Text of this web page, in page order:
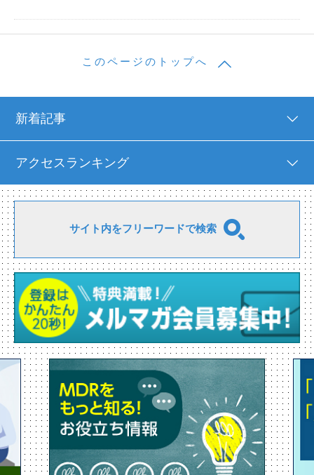
このページのトップへ
新着記事
アクセスランキング
サイト内をフリーワードで検索